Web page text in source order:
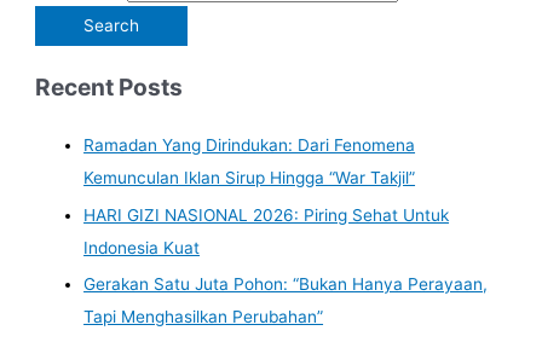
Recent Posts
Ramadan Yang Dirindukan: Dari Fenomena
Kemunculan Iklan Sirup Hingga “War Takjil”
HARI GIZI NASIONAL 2026: Piring Sehat Untuk
Indonesia Kuat
Gerakan Satu Juta Pohon: “Bukan Hanya Perayaan,
Tapi Menghasilkan Perubahan”